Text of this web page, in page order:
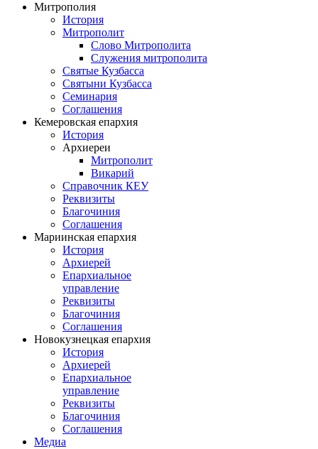
Митрополия
История
Митрополит
Слово Митрополита
Служения митрополита
Святые Кузбасса
Святыни Кузбасса
Семинария
Соглашения
Кемеровская епархия
История
Архиереи
Митрополит
Викарий
Справочник КЕУ
Реквизиты
Благочиния
Соглашения
Мариинская епархия
История
Архиерей
Епархиальное
управление
Реквизиты
Благочиния
Соглашения
Новокузнецкая епархия
История
Архиерей
Епархиальное
управление
Реквизиты
Благочиния
Соглашения
Медиа